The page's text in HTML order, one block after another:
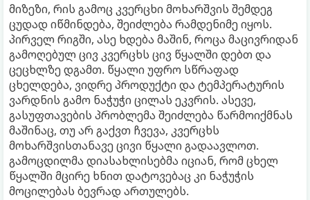
მიზეზი, რის გამოც კვერცხი მოხარშვის შემდეგ
ცუდად იწმინდება, შეიძლება რამდენიმე იყოს.
პირველ რიგში, ასე ხდება მაშინ, როცა მაცივრიდან
გამოღებულ ცივ კვერცხს ცივ წყალში დებთ და
ცეცხლზე დგამთ. წყალი უფრო სწრაფად
ცხელდება, ვიდრე პროდუქტი და ტემპერატურის
ვარდნის გამო ნაჭუჭი ცილას ეკვრის. ასევე,
გასუფთავების პრობლემა შეიძლება წარმოიქმნას
მაშინაც, თუ არ გაქვთ ჩვევა, კვერცხს
მოხარშვისთანავე ცივი წყალი გადაავლოთ.
გამოცდილმა დიასახლისებმა იციან, რომ ცხელ
წყალში მცირე ხნით დატოვებაც კი ნაჭუჭის
მოცილებას ბევრად ართულებს.